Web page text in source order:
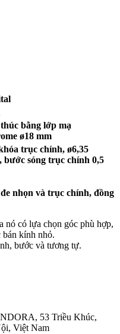
bằng lớp mạ
ø18 mm
trục chính, ø6,35
bước sóng trục chính 0,5
nhọn và trục chính, đồng
nó có lựa chọn góc phù hợp,
bán kính nhỏ.
bước và tương tự.
53 Triều Khúc,
Việt Nam